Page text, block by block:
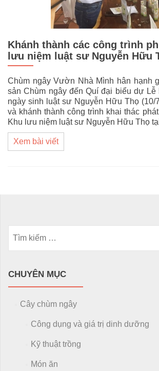
Khánh thành các công trình
lưu niệm luật sư Nguyễn Hữu
Chùm ngây Vườn Nhà Mình hân hạnh
sản Chùm ngây đến Quí đại biểu dự Lễ
ngày sinh luật sư Nguyễn Hữu Thọ (10/
và khánh thành công trình khai thác
Khu lưu niệm luật sư Nguyễn Hữu Thọ
Xem bài viết
CHUYÊN MỤC
Cây chùm ngây
Công dụng và giá trị dinh dưỡng
Kỹ thuật trồng
Món ăn